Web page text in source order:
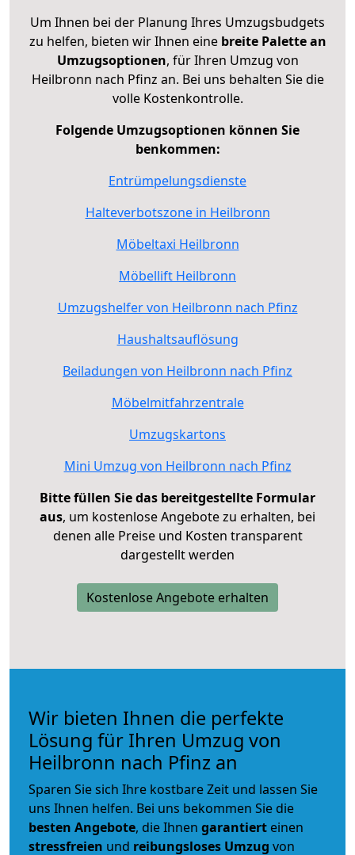
Um Ihnen bei der Planung Ihres Umzugsbudgets
zu helfen, bieten wir Ihnen eine breite Palette an
Umzugsoptionen, für Ihren Umzug von
Heilbronn nach Pfinz an. Bei uns behalten Sie die
volle Kostenkontrolle.
Folgende Umzugsoptionen können Sie
benkommen:
Entrümpelungsdienste
Halteverbotszone in Heilbronn
Möbeltaxi Heilbronn
Möbellift Heilbronn
Umzugshelfer von Heilbronn nach Pfinz
Haushaltsauflösung
Beiladungen von Heilbronn nach Pfinz
Möbelmitfahrzentrale
Umzugskartons
Mini Umzug von Heilbronn nach Pfinz
Bitte füllen Sie das bereitgestellte Formular
aus, um kostenlose Angebote zu erhalten, bei
denen alle Preise und Kosten transparent
dargestellt werden
Kostenlose Angebote erhalten
Wir bieten Ihnen die perfekte
Lösung für Ihren Umzug von
Heilbronn nach Pfinz an
Sparen Sie sich Ihre kostbare Zeit und lassen Sie
uns Ihnen helfen. Bei uns bekommen Sie die
besten Angebote, die Ihnen garantiert einen
stressfreien und reibungsloses Umzug von